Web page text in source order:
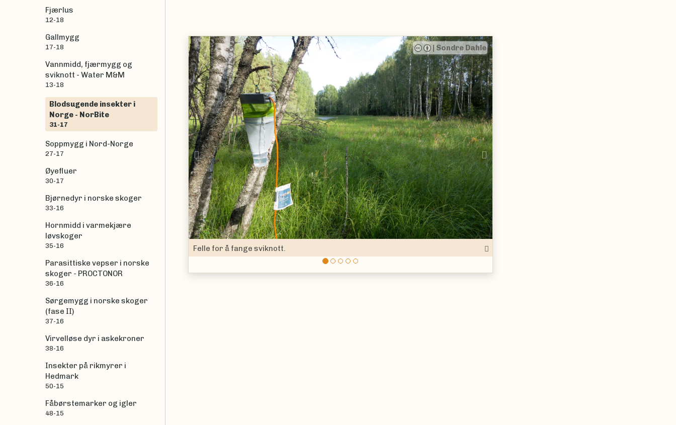
|Sondre Dahle
for å fange sviknott.
Ettersom mygglarver liker stillestående vann, er dammer fine steder å lete. Her
fra feltarbeid i Oslo.
Previous
Fjærlus
12-18
Gallmygg
17-18
Vannmidd, fjærmygg og
sviknott - Water M&M
13-18
Blodsugende insekter i
Norge - NorBite
31-17
Soppmygg i Nord-Norge
27-17
Øyefluer
30-17
Bjørnedyr i norske skoger
33-16
Hornmidd i varmekjære
løvskoger
35-16
Parasittiske vepser i norske
skoger - PROCTONOR
36-16
Sørgemygg i norske skoger
(fase II)
37-16
Virvelløse dyr i askekroner
38-16
Insekter på rikmyrer i
Hedmark
50-15
Fåbørstemarker og igler
48-15